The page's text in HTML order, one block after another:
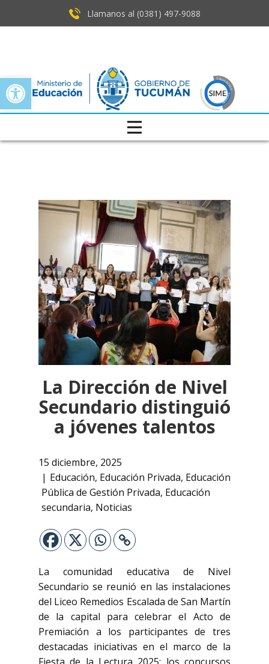
Open toolbar
Llamanos al (0381) ​497-9088
La Dirección de Nivel
Secundario distinguió
a jóvenes talentos
15 diciembre, 2025
Educación, Educación Privada, Educación
Pública de Gestión Privada, Educación
secundaria, Noticias
La comunidad educativa de Nivel
Secundario se reunió en las instalaciones
del Liceo Remedios Escalada de San Martín
de la capital para celebrar el Acto de
Premiación a los participantes de tres
destacadas iniciativas en el marco de la